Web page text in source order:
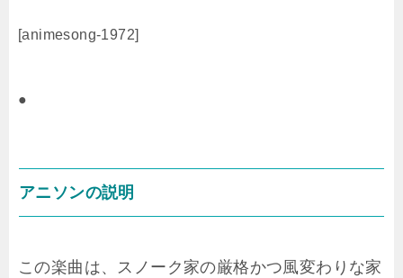
[animesong-1972]
●
アニソンの説明
この楽曲は、スノーク家の厳格かつ風変わりな家